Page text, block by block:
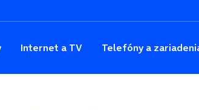
Internet a TV Telefóny a